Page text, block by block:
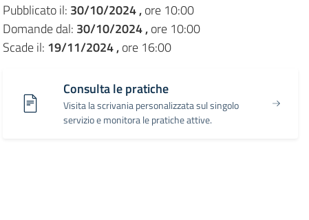
Pubblicato il: 30/10/2024 ,ore 10:00
Domande dal: 30/10/2024 ,ore 10:00
Scade il: 19/11/2024 ,ore 16:00
Consulta le pratiche
Visita la scrivania personalizzata sul singolo
servizio e monitora le pratiche attive.